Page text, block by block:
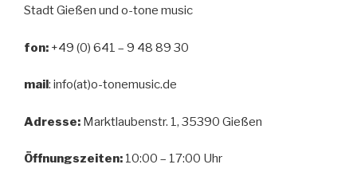
Stadt Gießen und o-tone music
fon: +49 (0) 641 – 9 48 89 30
mail : info(at)o-tonemusic.de
Adresse: Marktlaubenstr. 1, 35390 Gießen
Öffnungszeiten: 10:00 – 17:00 Uhr